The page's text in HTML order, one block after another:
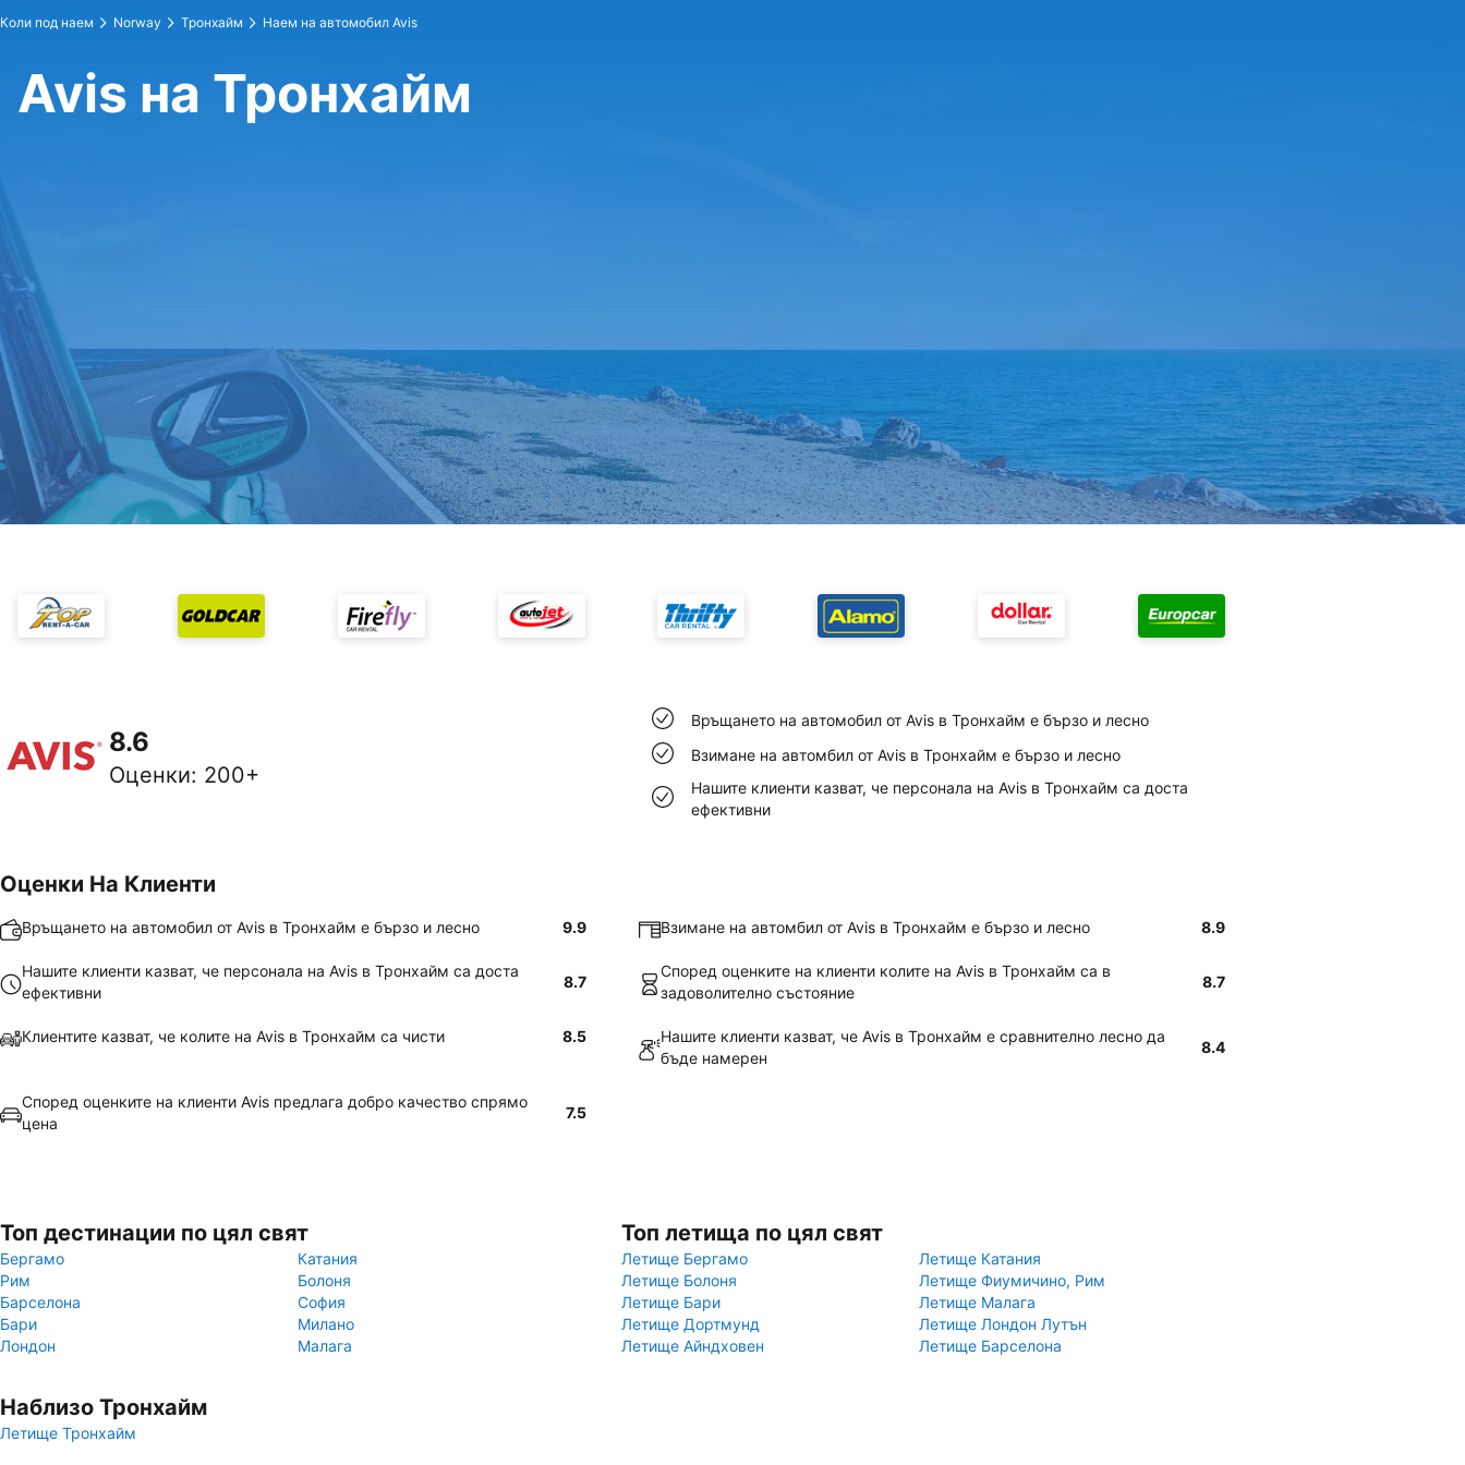
Коли под наем Norway Тронхайм Наем на автомобил Avis
Avis на Тронхайм
8.6
Оценки: 200+
Връщането на автомобил от Avis в Тронхайм е бързо и лесно
Взимане на автомбил от Avis в Тронхайм е бързо и лесно
Нашите клиенти казват, че персонала на Avis в Тронхайм са доста
ефективни
Оценки На Клиенти
Връщането на автомобил от Avis в Тронхайм е бързо и лесно 9.9 Взимане на автомбил от Avis в Тронхайм е бързо и лесно 8.9
Нашите клиенти казват, че персонала на Avis в Тронхайм са доста
ефективни
8.7
Според оценките на клиенти колите на Avis в Тронхайм са в
задоволително състояние
8.7
Клиентите казват, че колите на Avis в Тронхайм са чисти 8.5
Нашите клиенти казват, че Avis в Тронхайм е сравнително лесно да
бъде намерен
8.4
Според оценките на клиенти Avis предлага добро качество спрямо
цена
7.5
Топ дестинации по цял свят
Бергамо
Катания
Рим
Болоня
Барселона
София
Бари
Милано
Лондон
Малага
Топ летища по цял свят
Летище Бергамо
Летище Катания
Летище Болоня
Летище Фиумичино, Рим
Летище Бари
Летище Малага
Летище Дортмунд
Летище Лондон Лутън
Летище Айндховен
Летище Барселона
Наблизо Тронхайм
Летище Тронхайм